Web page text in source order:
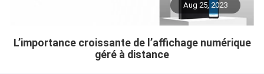
Aug 25, 2023
L’importance croissante de l’affichage numérique
géré à distance